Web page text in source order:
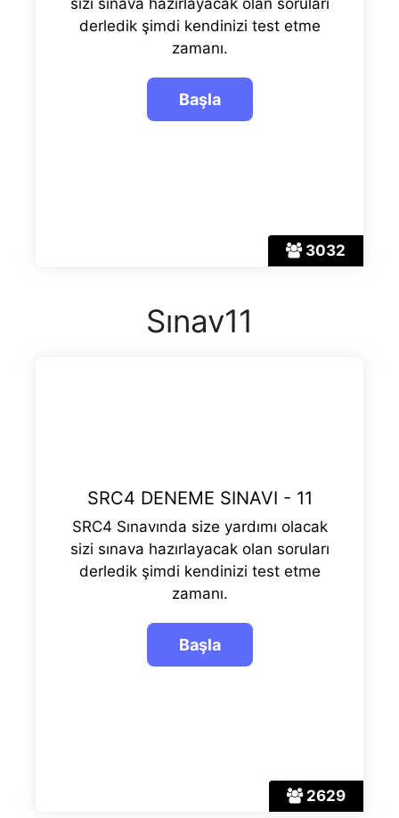
3032
derledik şimdi kendinizi test etme
zamanı.
Sınav11
2629
SRC4 DENEME SINAVI - 11
SRC4 Sınavında size yardımı olacak
sizi sınava hazırlayacak olan soruları
derledik şimdi kendinizi test etme
zamanı.